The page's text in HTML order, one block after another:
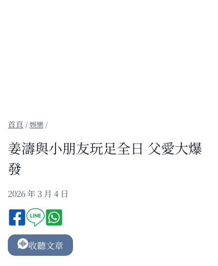
/娛樂 /
姜濤與小朋友玩足全日 父愛大爆
發
2026 年 3 月 4 日
收聽文章